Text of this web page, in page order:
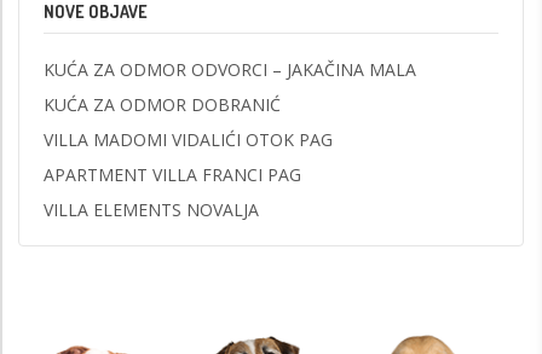
NOVE OBJAVE
KUĆA ZA ODMOR ODVORCI – JAKAČINA MALA
KUĆA ZA ODMOR DOBRANIĆ
VILLA MADOMI VIDALIĆI OTOK PAG
APARTMENT VILLA FRANCI PAG
VILLA ELEMENTS NOVALJA